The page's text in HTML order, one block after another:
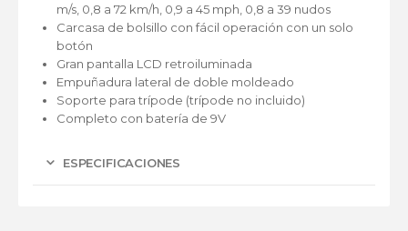
m/s, 0,8 a 72 km/h, 0,9 a 45 mph, 0,8 a 39 nudos
Carcasa de bolsillo con fácil operación con un solo
botón
Gran pantalla LCD retroiluminada
Empuñadura lateral de doble moldeado
Soporte para trípode (trípode no incluido)
Completo con batería de 9V
ESPECIFICACIONES